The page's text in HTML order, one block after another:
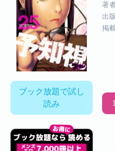
ブック放題で試し
読み
著
出
掲